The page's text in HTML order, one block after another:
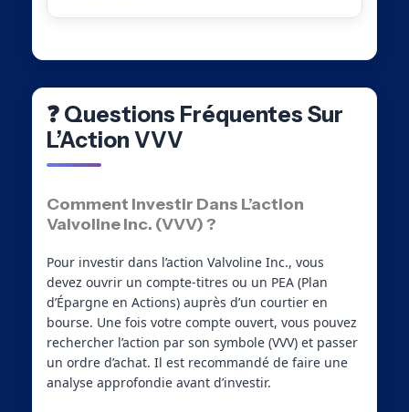
❓ Questions Fréquentes Sur
L’Action VVV
Comment Investir Dans L’action
Valvoline Inc. (VVV) ?
Pour investir dans l’action Valvoline Inc., vous
devez ouvrir un compte-titres ou un PEA (Plan
d’Épargne en Actions) auprès d’un courtier en
bourse. Une fois votre compte ouvert, vous pouvez
rechercher l’action par son symbole (VVV) et passer
un ordre d’achat. Il est recommandé de faire une
analyse approfondie avant d’investir.